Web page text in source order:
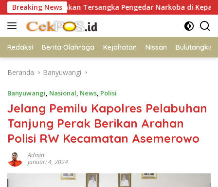
Langsung
ke
konten
Breaking News
Amankan Tersangka Pengedar Narkoba di Kepanjen, Sita
Redaksi Berita Olahraga Kejahatan Nissan Bulutangkis
Beranda Banyuwangi
Banyuwangi, Nasional, News, Polisi
Jelang Pemilu Kapolres Pelabuhan
Tanjung Perak Berikan Arahan
Polisi RW Kecamatan Asemerowo
Admin
Januari 4, 2024